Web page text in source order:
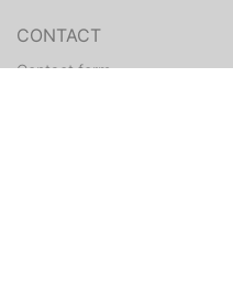
CONTACT
Contact form